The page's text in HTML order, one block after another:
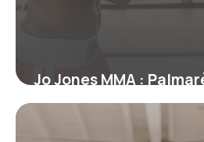
Jo Jones MMA :
Combats